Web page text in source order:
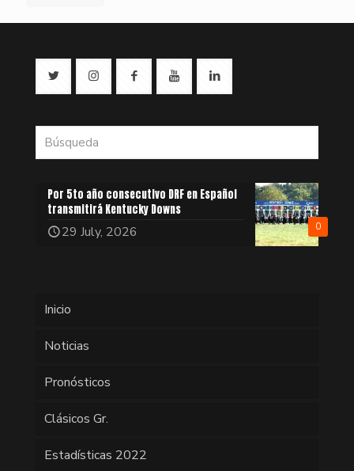
0
Por 5to año consecutivo DRF en Español
transmitirá Kentucky Downs
29 July, 2026
Inicio
Noticias
Pronósticos
Clásicos Gr.
Estadísticas 2022